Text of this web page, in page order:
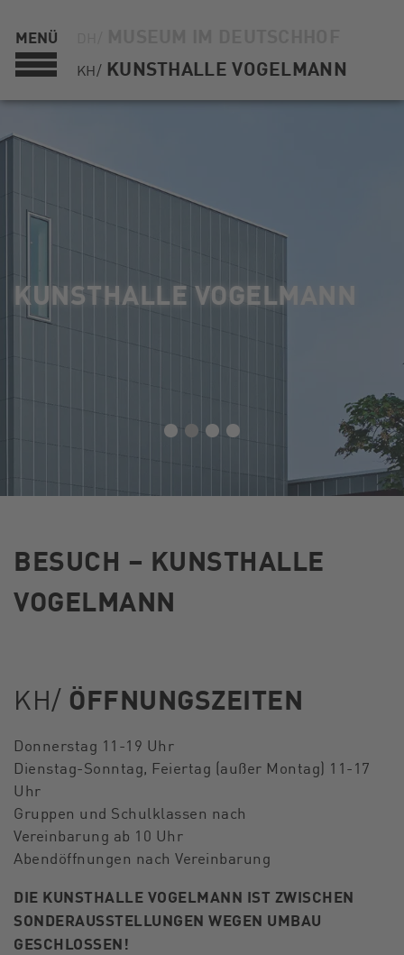
MENÜ
KH/ KUNSTHALLE VOGELMANN
KUNSTHALLE VOGELMANN
BESUCH – KUNSTHALLE
VOGELMANN
KH/ ÖFFNUNGSZEITEN
Donnerstag 11-19 Uhr
Dienstag-Sonntag, Feiertag (außer Montag) 11-17
Uhr
Gruppen und Schulklassen nach
Vereinbarung ab 10 Uhr
Abendöffnungen nach Vereinbarung
DIE KUNSTHALLE VOGELMANN IST ZWISCHEN
SONDERAUSSTELLUNGEN WEGEN UMBAU
GESCHLOSSEN!